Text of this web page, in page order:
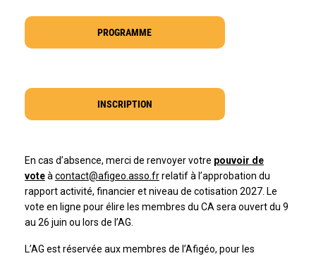
PROGRAMME
INSCRIPTION
En cas d’absence, merci de renvoyer votre pouvoir de
voteàcontact@afigeo.asso.frrelatif à l’approbation du
rapport activité, financier et niveau de cotisation 2027. Le
vote en ligne pour élire les membres du CA sera ouvert du 9
au 26 juin ou lors de l’AG.
L’AG est réservée aux membres de l’Afigéo, pour les